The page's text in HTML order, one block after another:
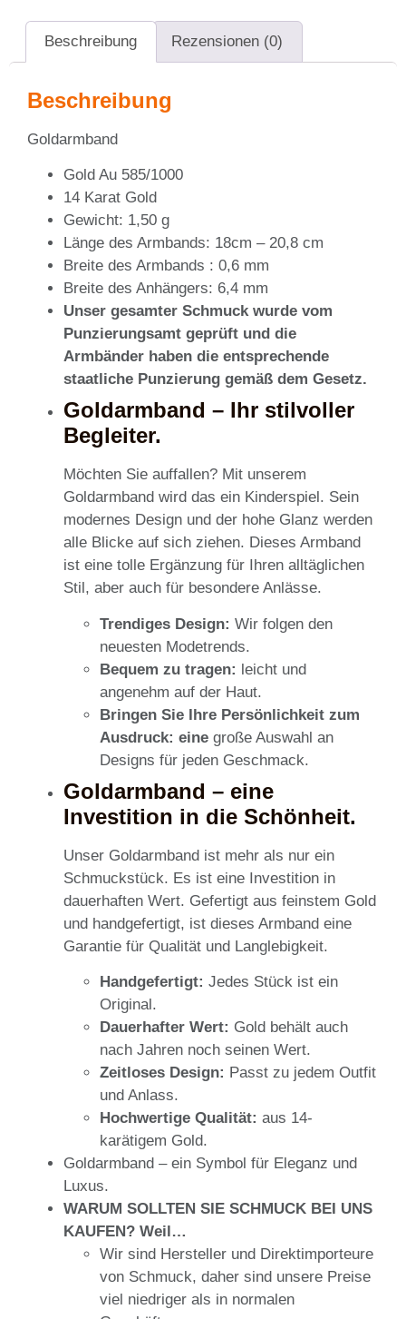
Beschreibung Rezensionen (0)
Beschreibung
Goldarmband
Gold Au 585/1000
14 Karat Gold
Gewicht: 1,50 g
Länge des Armbands: 18cm – 20,8 cm
Breite des Armbands : 0,6 mm
Breite des Anhängers: 6,4 mm
Unser gesamter Schmuck wurde vom
Punzierungsamt geprüft und die
Armbänder haben die entsprechende
staatliche Punzierung gemäß dem Gesetz.
Goldarmband – Ihr stilvoller
Begleiter.
Möchten Sie auffallen? Mit unserem
Goldarmband wird das ein Kinderspiel. Sein
modernes Design und der hohe Glanz werden
alle Blicke auf sich ziehen. Dieses Armband
ist eine tolle Ergänzung für Ihren alltäglichen
Stil, aber auch für besondere Anlässe.
Trendiges Design: Wir folgen den
neuesten Modetrends.
Bequem zu tragen: leicht und
angenehm auf der Haut.
Bringen Sie Ihre Persönlichkeit zum
Ausdruck: eine große Auswahl an
Designs für jeden Geschmack.
Goldarmband – eine
Investition in die Schönheit.
Unser Goldarmband ist mehr als nur ein
Schmuckstück. Es ist eine Investition in
dauerhaften Wert. Gefertigt aus feinstem Gold
und handgefertigt, ist dieses Armband eine
Garantie für Qualität und Langlebigkeit.
Handgefertigt: Jedes Stück ist ein
Original.
Dauerhafter Wert: Gold behält auch
nach Jahren noch seinen Wert.
Zeitloses Design: Passt zu jedem Outfit
und Anlass.
Hochwertige Qualität: aus 14-
karätigem Gold.
Goldarmband – ein Symbol für Eleganz und
Luxus.
WARUM SOLLTEN SIE SCHMUCK BEI UNS
KAUFEN? Weil…
Wir sind Hersteller und Direktimporteure
von Schmuck, daher sind unsere Preise
viel niedriger als in normalen